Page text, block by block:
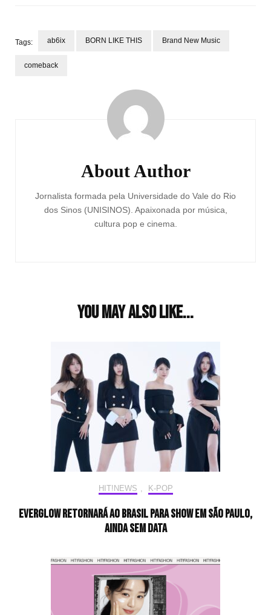
Tags: ab6ix BORN LIKE THIS Brand New Music
comeback
About Author
Jornalista formada pela Universidade do Vale do Rio
dos Sinos (UNISINOS). Apaixonada por música,
cultura pop e cinema.
You may also like...
HIT!NEWS , K-POP
EVERGLOW retornará ao Brasil para show em São Paulo,
ainda sem data